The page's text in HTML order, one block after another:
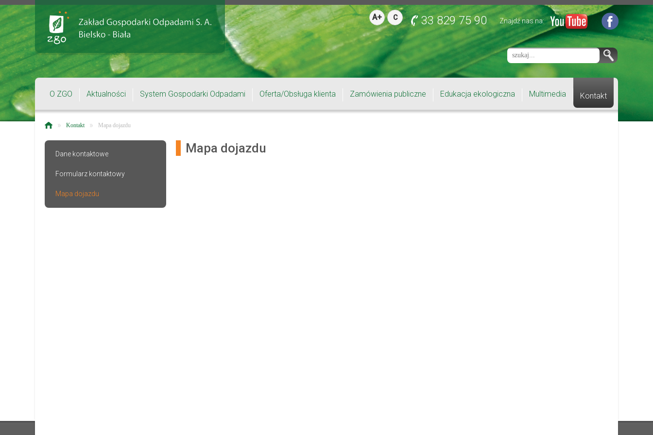
A+ C 33 829 75 90 Znajdź nas na:
O ZGO Aktualności System Gospodarki Odpadami Oferta/Obsługa klienta Zamówienia publiczne Edukacja ekologiczna Multimedia Kontakt
» Kontakt » Mapa dojazdu
Dane kontaktowe
Formularz kontaktowy
Mapa dojazdu
Mapa dojazdu